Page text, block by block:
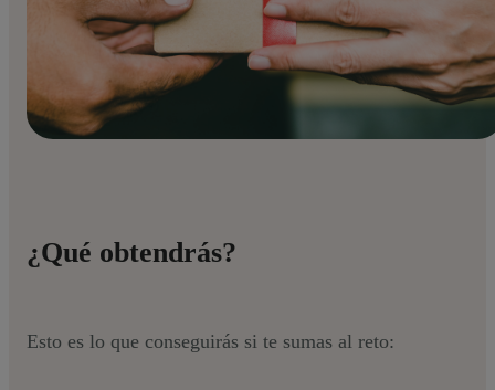
¿Qué obtendrás?
Esto es lo que conseguirás si te sumas al reto: